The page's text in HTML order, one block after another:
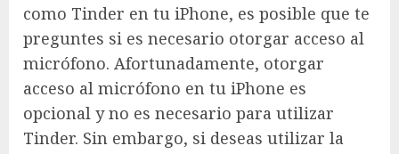
como Tinder en tu iPhone, es posible que te
preguntes si es necesario otorgar acceso al
micrófono. Afortunadamente, otorgar
acceso al micrófono en tu iPhone es
opcional y no es necesario para utilizar
Tinder. Sin embargo, si deseas utilizar la